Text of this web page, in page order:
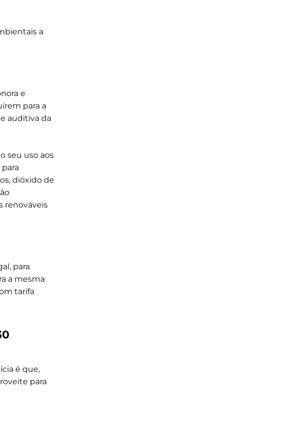
a
e
para a
auditiva da
seu uso aos
dióxido de
renováveis
para
a mesma
tarifa
é que,
para